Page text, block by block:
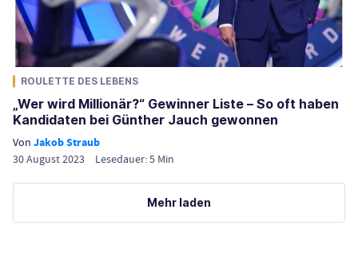
ROULETTE DES LEBENS
„Wer wird Millionär?“ Gewinner Liste – So oft haben
Kandidaten bei Günther Jauch gewonnen
Von Jakob Straub
30 August 2023 Lesedauer:5 Min
Mehr laden